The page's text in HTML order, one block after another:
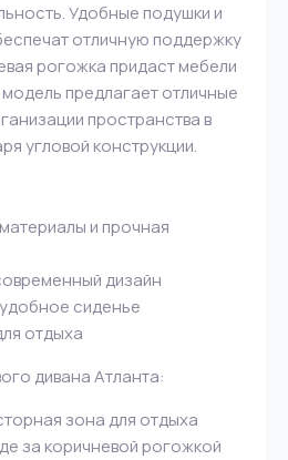
Удобные подушки и
отличную поддержку
рогожка придаст мебели
предлагает отличные
пространства в
угловой конструкции.
и прочная
дизайн
сиденье
отдыха
дивана Атланта:
зона для отдыха
за коричневой рогожкой